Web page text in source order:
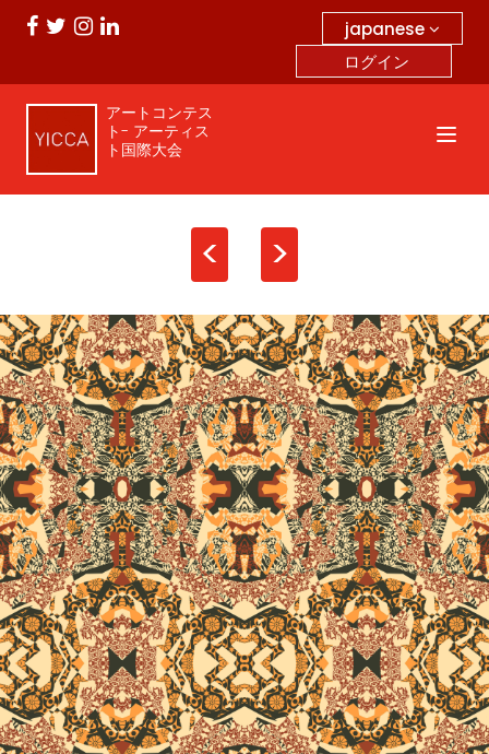
japanese
ログイン
アートコンテス
ト- アーティス
ト国際大会
< >